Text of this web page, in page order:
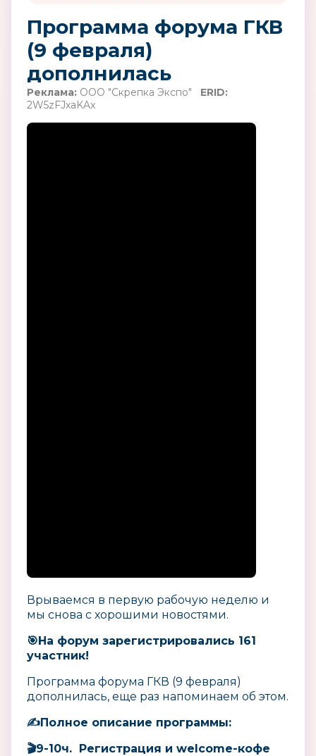
Программа форума ГКВ
(9 февраля)
дополнилась
Реклама: ООО "Скрепка Экспо" ERID:
2W5zFJxaKAx
Врываемся в первую рабочую неделю и
мы снова с хорошими новостями.
🎯На форум зарегистрировались 161
участник!
Программа форума ГКВ (9 февраля)
дополнилась, еще раз напоминаем об этом.
✍️Полное описание программы:
🎬9-10ч. Регистрация и welcome-кофе